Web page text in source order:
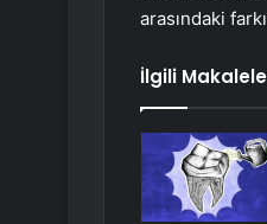
arasındaki
İlgili